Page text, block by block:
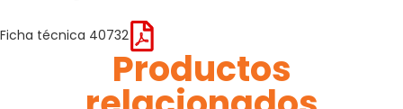
Ficha técnica 40732
Productos